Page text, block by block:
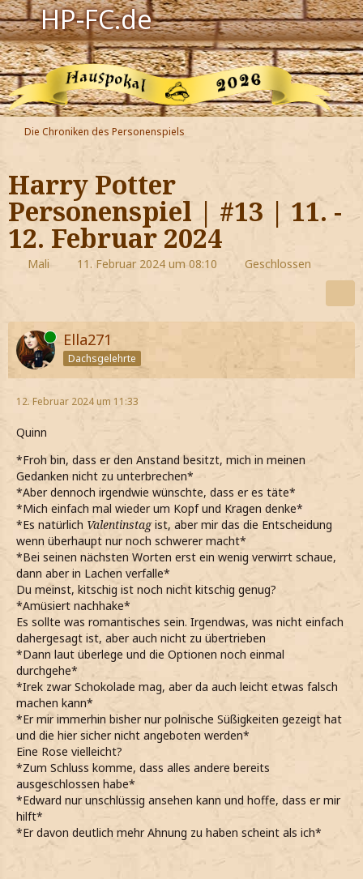
HP-FC.de
Navigation
Harry Potter
Der HP-FC
Hogwarts
Zauberwelt
Willkommen
Jetzt Fanclub-Mitglied werden!
Die Chroniken des Personenspiels
Harry Potter
Personenspiel | #13 | 11. -
12. Februar 2024
Mali 11. Februar 2024 um 08:10 Geschlossen
Online Ella271
Dachsgelehrte
12. Februar 2024 um 11:33
Quinn
*Froh bin, dass er den Anstand besitzt, mich in meinen
Gedanken nicht zu unterbrechen*
*Aber dennoch irgendwie wünschte, dass er es täte*
*Mich einfach mal wieder um Kopf und Kragen denke*
*Es natürlich Valentinstagist, aber mir das die Entscheidung
wenn überhaupt nur noch schwerer macht*
*Bei seinen nächsten Worten erst ein wenig verwirrt schaue,
dann aber in Lachen verfalle*
Du meinst, kitschig ist noch nicht kitschig genug?
*Amüsiert nachhake*
Es sollte was romantisches sein. Irgendwas, was nicht einfach
dahergesagt ist, aber auch nicht zu übertrieben
*Dann laut überlege und die Optionen noch einmal
durchgehe*
*Irek zwar Schokolade mag, aber da auch leicht etwas falsch
machen kann*
*Er mir immerhin bisher nur polnische Süßigkeiten gezeigt hat
und die hier sicher nicht angeboten werden*
Eine Rose vielleicht?
*Zum Schluss komme, dass alles andere bereits
ausgeschlossen habe*
*Edward nur unschlüssig ansehen kann und hoffe, dass er mir
hilft*
*Er davon deutlich mehr Ahnung zu haben scheint als ich*